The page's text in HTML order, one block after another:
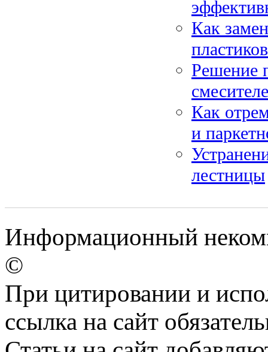
Как
Решение
Как
и
лестницы
Информационный
©
При цитировании и
ссылка на сайт